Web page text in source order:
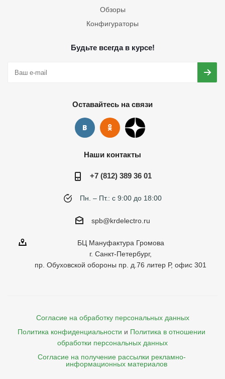
Обзоры
Конфигураторы
Будьте всегда в курсе!
Оставайтесь на связи
Наши контакты
+7 (812) 389 36 01
Пн. – Пт.: с 9:00 до 18:00
spb@krdelectro.ru
БЦ Мануфактура Громова
г. Санкт-Петербург,
пр. Обуховской обороны пр. д.76 литер Р, офис 301
Согласие на обработку персональных данных
Политика конфиденциальности и Политика в отношении
обработки персональных данных
Согласие на получение рассылки рекламно-
    информационных материалов